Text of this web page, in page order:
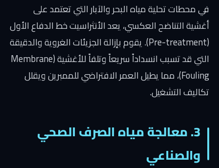
في محطات تحلية مياه البحر والآبار التي تعتمد على
أغشية التناضح العكسي، يعد الأنثراسيت خط الدفاع الأول
(Pre-treatment). يقوم بإزالة الجزيئات الغروية والدقيقة
التي قد تسبب انسداداً سريعاً وتلفاً للأغشية (Membrane
Fouling)، مما يطيل العمر الافتراضي للممبرين ويقلل
تكاليف التشغيل.
3. معالجة مياه الصرف الصحي
والصناعي